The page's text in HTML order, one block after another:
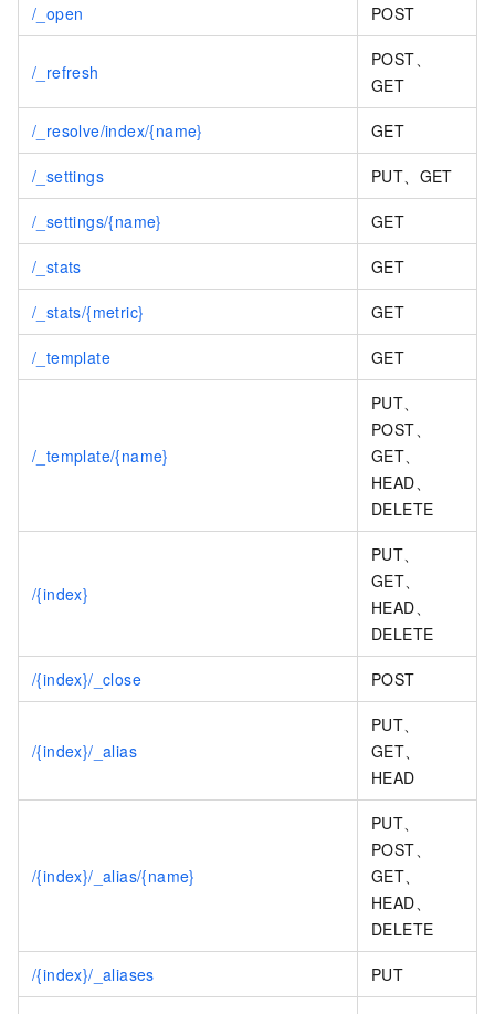
/_open POST
/_refresh
POST、
GET
/_resolve/index/{name} GET
/_settings PUT、GET
/_settings/{name} GET
/_stats GET
/_stats/{metric} GET
/_template GET
/_template/{name}
PUT、
POST、
GET、
HEAD、
DELETE
/{index}
PUT、
GET、
HEAD、
DELETE
/{index}/_close POST
/{index}/_alias
PUT、
GET、
HEAD
/{index}/_alias/{name}
PUT、
POST、
GET、
HEAD、
DELETE
/{index}/_aliases PUT